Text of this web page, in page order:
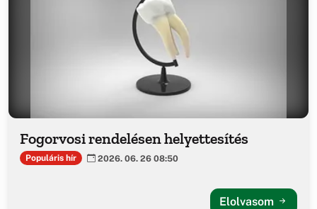
Fogorvosi rendelésen helyettesítés
Populáris hír 2026. 06. 26 08:50
Elolvasom